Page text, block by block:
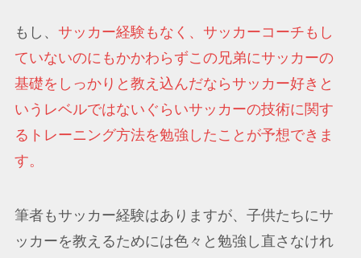
もし、 サッカー経験もなく、サッカーコーチもし
ていないのにもかかわらずこの兄弟にサッカーの
基礎をしっかりと教え込んだならサッカー好きと
いうレベルではないぐらいサッカーの技術に関す
るトレーニング方法を勉強したことが予想できま
す。
筆者もサッカー経験はありますが、子供たちにサ
ッカーを教えるためには色々と勉強し直さなけれ